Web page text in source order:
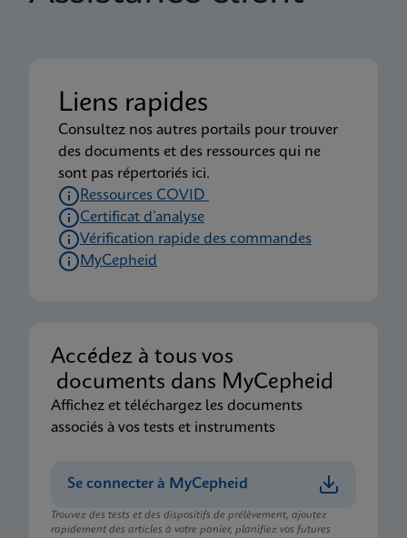
Liens rapides
Consultez nos autres portails pour trouver
des documents et des ressources qui ne
sont pas répertoriés ici.
Ressources COVID
Certificat d’analyse
Vérification rapide des commandes
MyCepheid
Accédez à tous vos
documents dans MyCepheid
Affichez et téléchargez les documents
associés à vos tests et instruments
Se connecter à MyCepheid
Trouvez des tests et des dispositifs de prélèvement, ajoutez
rapidement des articles à votre panier, planifiez vos futures